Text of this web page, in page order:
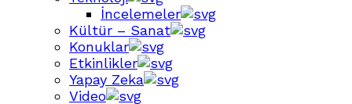
İncelemeler
Kültür – Sanat
Konuklar
Etkinlikler
Yapay Zeka
Video